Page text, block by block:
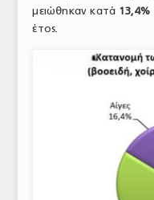
μειώθηκαν κατά 13,4%
έτος.